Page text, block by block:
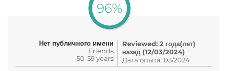
96%
Нет публичного имени
Friends
50-59 years
Reviewed: 2 года(лет)
назад (12/03/2024)
Дата опыта: 03/2024